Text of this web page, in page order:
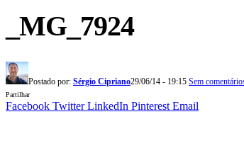
_MG_7924
Postado por: Sérgio Cipriano29/06/14 - 19:15 Sem
Partilhar
Facebook Twitter LinkedIn Pinterest Email